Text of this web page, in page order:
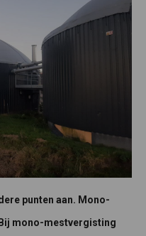
punten aan. Mono-
mono-mestvergisting